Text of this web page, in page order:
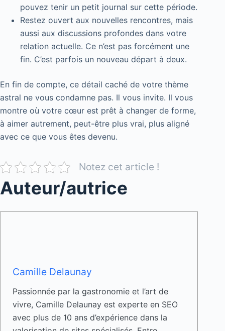
pouvez tenir un petit journal sur cette période.
Restez ouvert aux nouvelles rencontres, mais
aussi aux discussions profondes dans votre
relation actuelle. Ce n’est pas forcément une
fin. C’est parfois un nouveau départ à deux.
En fin de compte, ce détail caché de votre thème
astral ne vous condamne pas. Il vous invite. Il vous
montre où votre cœur est prêt à changer de forme,
à aimer autrement, peut-être plus vrai, plus aligné
avec ce que vous êtes devenu.
Notez cet article !
Auteur/autrice
Camille Delaunay
Passionnée par la gastronomie et l’art de
vivre, Camille Delaunay est experte en SEO
avec plus de 10 ans d’expérience dans la